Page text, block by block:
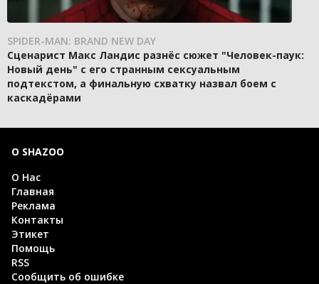
SPIDER-MAN: BRAND NEW DAY
Сценарист Макс Ландис разнёс сюжет "Человек-паук:
Новый день" с его странным сексуальным
подтекстом, а финальную схватку назвал боем с
каскадёрами
О SHAZOO
О Нас
Главная
Реклама
Контакты
Этикет
Помощь
RSS
Сообщить об ошибке